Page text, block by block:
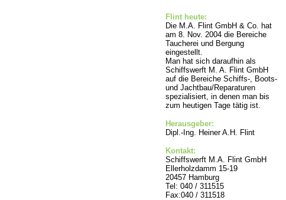
Flint heute:
Die M.A. Flint GmbH & Co. hat
am 8. Nov. 2004 die Bereiche
Taucherei und Bergung
eingestellt.
Man hat sich daraufhin als
Schiffswerft M. A. Flint GmbH
auf die Bereiche Schiffs-, Boots-
und Jachtbau/Reparaturen
spezialisiert, in denen man bis
zum heutigen Tage tätig ist.
Herausgeber:
Dipl.-Ing. Heiner A.H. Flint
Kontakt:
Schiffswerft M.A. Flint GmbH
Ellerholzdamm 15-19
20457 Hamburg
Tel: 040 / 311515
Fax:040 / 311518